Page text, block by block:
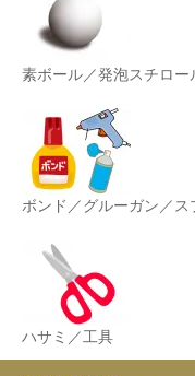
素ボール／発泡スチロ
ボンド／グルーガン／ス
ハサミ／工具